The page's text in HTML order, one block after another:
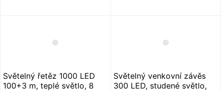
Světelný řetěz 1000 LED
100+3 m, teplé světlo, 8
Světelný venkovní závěs
300 LED, studené světlo,